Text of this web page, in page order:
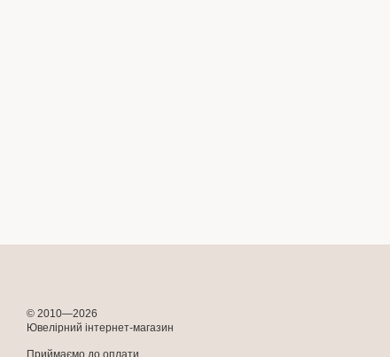
© 2010—2026
Ювелірний інтернет-магазин
Приймаємо до оплати